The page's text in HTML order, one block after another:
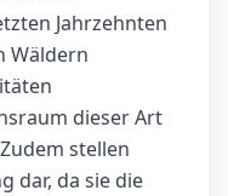
Jahrzehnten
Wäldern
dieser Art
stellen
dar, da sie die